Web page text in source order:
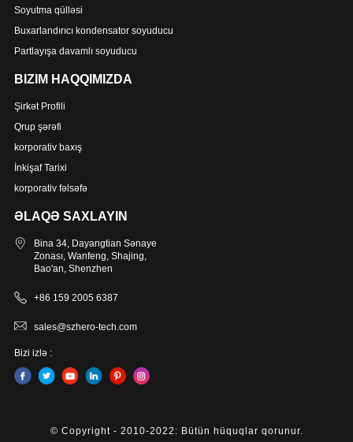
Soyutma qülləsi
Buxarlandırıcı kondensator soyuducu
Partlayışa davamlı soyuducu
BIZIM HAQQIMIZDA
Şirkət Profili
Qrup şərəfi
korporativ baxış
İnkişaf Tarixi
korporativ fəlsəfə
ƏLAQƏ SAXLAYIN
Bina 34, Dayangtian Sənaye
Zonası, Wanfeng, Shajing,
Bao'an, Shenzhen
+86 159 2005 6387
sales@szhero-tech.com
Bizi izlə :
© Copyright - 2010-2022: Bütün hüquqlar qorunur.